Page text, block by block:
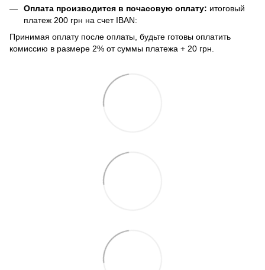
Оплата производится в почасовую оплату: итоговый
платеж 200 грн на счет IBAN:
Принимая оплату после оплаты, будьте готовы оплатить
комиссию в размере 2% от суммы платежа + 20 грн.